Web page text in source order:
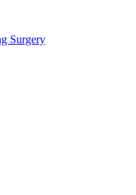
Surgery